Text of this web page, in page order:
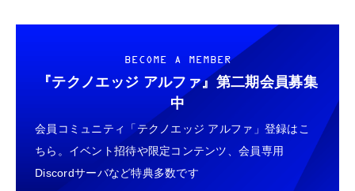
BECOME A MEMBER
『テクノエッジ アルファ』 第二期会員募集
中
会員コミュニティ「テクノエッジ アルファ」登録はこ
ちら。イベント招待や限定コンテンツ、会員専用
Discordサーバなど特典多数です